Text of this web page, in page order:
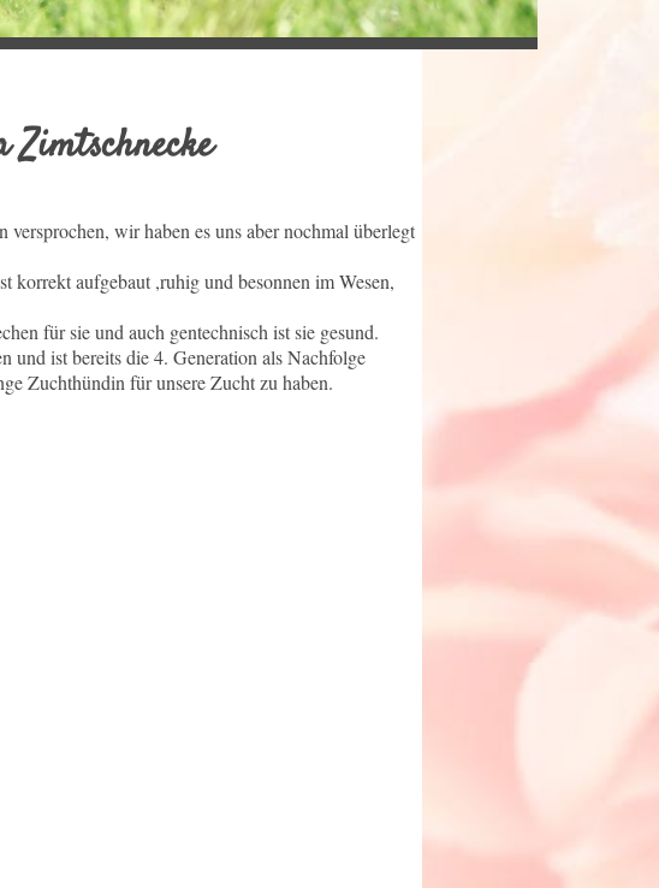
Zimtschnecke
wir haben es uns aber nochmal überlegt
korrekt aufgebaut ,ruhig und besonnen im Wesen,
für sie und auch gentechnisch ist sie gesund.
und ist bereits die 4. Generation als Nachfolge
Zuchthündin für unsere Zucht zu haben.